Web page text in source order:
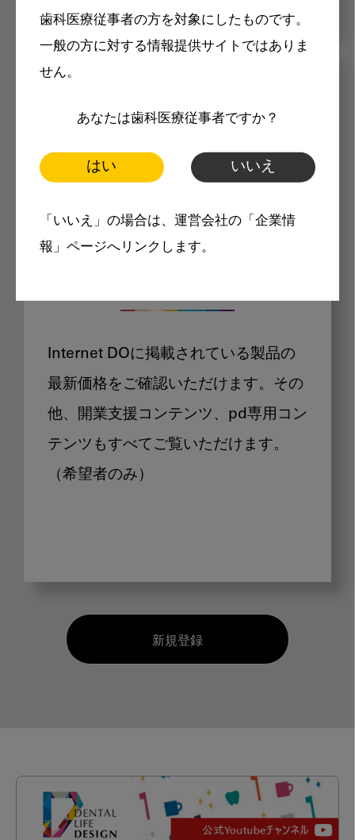
歯科医療従事者の方を対象にしたものです。
一般の方に対する情報提供サイトではありま
せん。
あなたは歯科医療従事者ですか？
はい いいえ
「いいえ」の場合は、運営会社の「企業情
報」ページへリンクします。
Internet DOに掲載されている
Internet DOに掲載されている製品の
最新価格をご確認いただけます。その
他、開業支援コンテンツ、pd専用コン
テンツもすべてご覧いただけます。
（希望者のみ）
新規登録